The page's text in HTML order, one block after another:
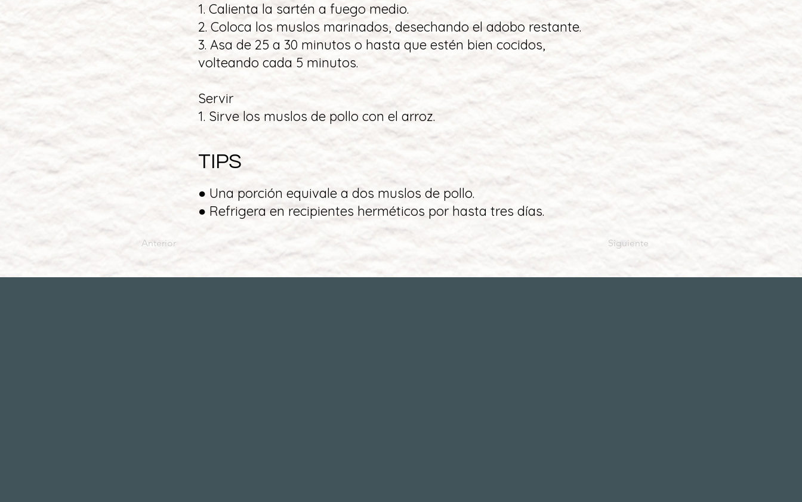
1. Calienta la sartén a fuego medio.
2. Coloca los muslos marinados, desechando el adobo restante.
3. Asa de 25 a 30 minutos o hasta que estén bien cocidos,
volteando cada 5 minutos.
Servir
1. Sirve los muslos de pollo con el arroz.
TIPS
● Una porción equivale a dos muslos de pollo.
● Refrigera en recipientes herméticos por hasta tres días.
Anterior Siguiente